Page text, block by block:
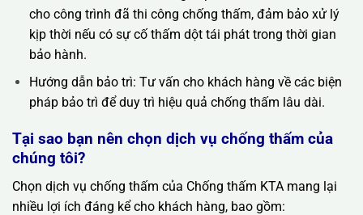
cho công trình đã thi công chống thấm, đảm bảo xử lý
kịp thời nếu có sự cố thấm dột tái phát trong thời gian
bảo hành.
Hướng dẫn bảo trì: Tư vấn cho khách hàng về các biện
pháp bảo trì để duy trì hiệu quả chống thấm lâu dài.
Tại sao bạn nên chọn dịch vụ chống thấm của
chúng tôi?
Chọn dịch vụ chống thấm của Chống thấm KTA mang lại
nhiều lợi ích đáng kể cho khách hàng, bao gồm: